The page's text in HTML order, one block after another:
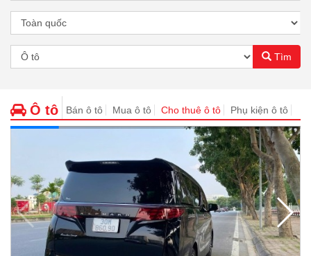
Tìm
Ô tô Bán ô tô Mua ô tô Cho thuê ô tô Phụ kiện ô tô